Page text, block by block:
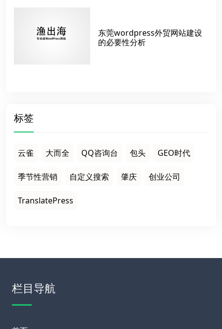
东莞wordpress外贸网站建设
的必要性分析
标签
云雀 大而全 QQ咨询台 包头 GEO时代
季节性营销 自定义搜索 肇庆 创业公司
TranslatePress
栏目导航